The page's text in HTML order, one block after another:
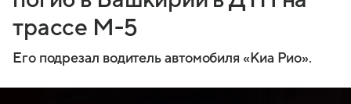
трассе М-5
Его подрезал водитель автомобиля «Киа Рио».